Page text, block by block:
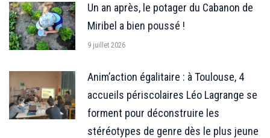
Un an après, le potager du Cabanon de
Miribel a bien poussé !
9 juillet 2026
Anim’action égalitaire : à Toulouse, 4
accueils périscolaires Léo Lagrange se
forment pour déconstruire les
stéréotypes de genre dès le plus jeune